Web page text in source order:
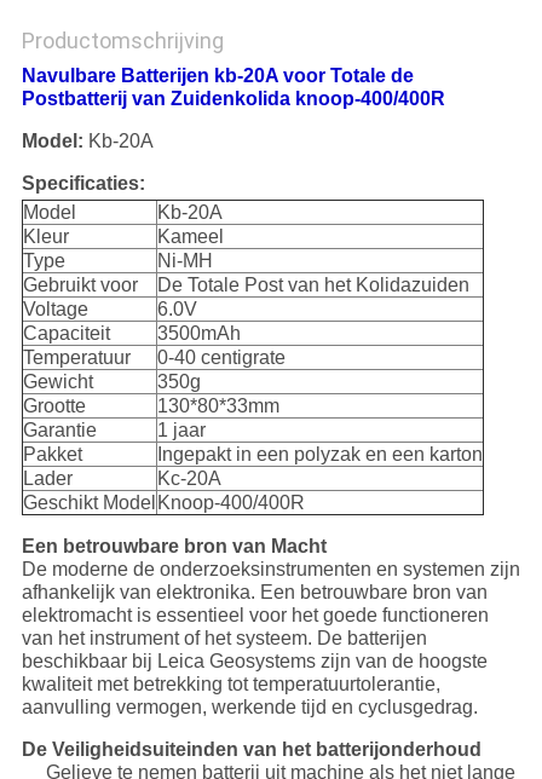
Productomschrijving
Navulbare Batterijen kb-20A voor Totale de
Postbatterij van Zuidenkolida knoop-400/400R
Model: Kb-20A
Specificaties:
Model
Kb-20A
Kleur
Kameel
Type
Ni-MH
Gebruikt voor
De Totale Post van het Kolidazuiden
Voltage
6.0V
Capaciteit
3500mAh
Temperatuur
0-40 centigrate
Gewicht
350g
Grootte
130*80*33mm
Garantie
1 jaar
Pakket
Ingepakt in een polyzak en een karton
Lader
Kc-20A
Geschikt Model Knoop-400/400R
Een betrouwbare bron van Macht
De moderne de onderzoeksinstrumenten en systemen zijn
afhankelijk van elektronika. Een betrouwbare bron van
elektromacht is essentieel voor het goede functioneren
van het instrument of het systeem. De batterijen
beschikbaar bij Leica Geosystems zijn van de hoogste
kwaliteit met betrekking tot temperatuurtolerantie,
aanvulling vermogen, werkende tijd en cyclusgedrag.
De Veiligheidsuiteinden van het batterijonderhoud
Gelieve te nemen batterij uit machine als het niet lange